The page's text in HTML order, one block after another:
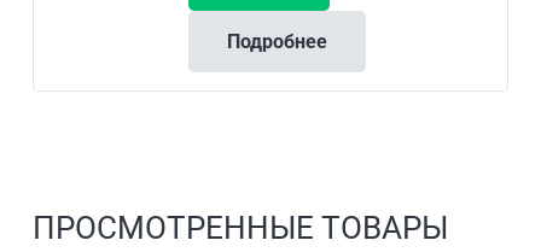
Подробнее
ПРОСМОТРЕННЫЕ ТОВАРЫ